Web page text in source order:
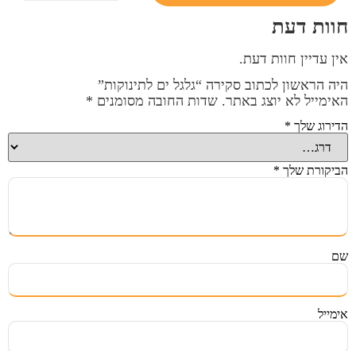
חוות דעת
אין עדיין חוות דעת.
היה הראשון לכתוב סקירה “גלגל ים לתינוקות”
האימייל לא יוצג באתר. שדות החובה מסומנים *
הדירוג שלך *
הביקורת שלך *
שם
אימייל